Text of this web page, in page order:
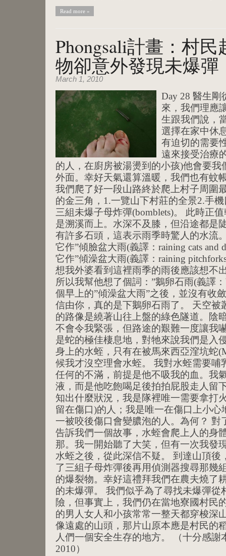
Read more »
Phongsali計畫：村
物卻意外發現未爆彈
March 1, 2010
Day 28 醫生剛
來，我們理應
生跟我們說，
選擇在家中休
有迫切的需要
遠來接受治療
的人，在廚房被湯燙到的小孩)他會要我
外面。幸好天氣還算溫暖，我們也有蚊
我們爬了好一段山路終於爬上村子周圍
的金三角，1.一覽山下村莊的全景2.手
三組未爆子母炸彈(bomblets)。 此時正
是溯溪而上。水深不及膝，但沿途都是
有許多石頭，這表示雨季時驚人的水流
它作”傾臉盆大雨(義譯：raining cats and
它作”傾澡盆大雨(義譯：raining
想我外婆看到這裡雨季的雨後應該想不
所以我幫他想了個詞：”鵝卵石雨(義譯
個早上的”傾澡盆大雨”之後，並沒有收
信由你，真的是下鵝卵石雨了。 天空被
的路像是繞著山往上盤的綠色隧道。陰
不會令我緊張，但路途的艱難一度讓我
是蛇的極佳棲息地，對牠來說我們是入
身上的水蛭，只有在被馬來西亞漥坑蛇
候我才沒空理會水蛭。 我對水蛭需要哺
任何的不滿，前提是他不吸我的血。我
液，而是他吃飽喝足後拍拍屁股走人留
知出什麼狀況，我是隊裡唯一需要拿打
留在傷口)的人；我是唯一在傷口上小心
一被咬後傷口會變膿泡的人。為何？ 對
告訴我們一個故事，水蛭會爬上人的身
那。我一開始聽了大笑，但有一次我發
水蛭之後，從此深信不疑。 到達山頂後
了三組子母炸彈後再用偵測器搜尋那幾
的爆裂物。幸好這禮拜我們在農夫燒了
的未爆彈。 我們似乎為了尋找未爆彈從
險，但事實上，我們仍在當地寮國村民
的男人女人和小孩常常一整天都穿梭深
像遠處的山頭，那片山原本應是村民的
人們一個安全生存的地方。 （十分感
2010）